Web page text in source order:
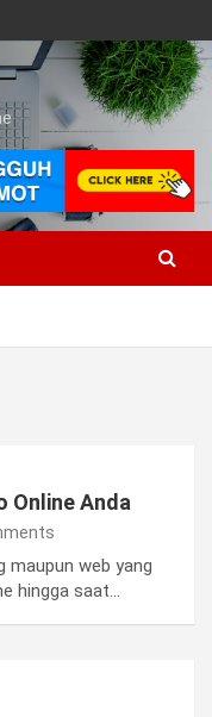
Online Anda
maupun web yang
hingga saat…